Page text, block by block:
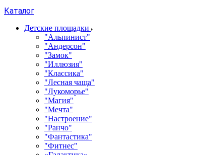
Каталог
Детские площадки
"Альпинист"
"Андерсон"
"Замок"
"Иллюзия"
"Классика"
"Лесная чаща"
"Лукоморье"
"Магия"
"Мечта"
"Настроение"
"Ранчо"
"Фантастика"
"Фитнес"